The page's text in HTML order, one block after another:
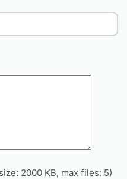
2000 KB, max files: 5)